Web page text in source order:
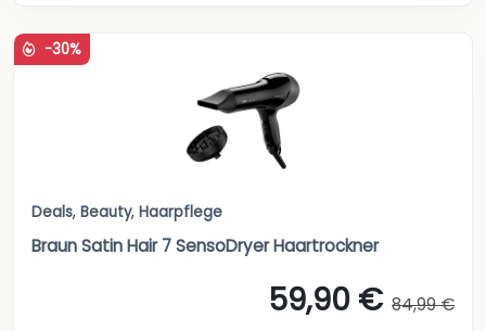
-30%
Deals, Beauty, Haarpflege
Braun Satin Hair 7 SensoDryer Haartrockner
59,90 € 84,99 €